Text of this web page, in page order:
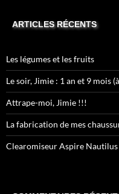
ARTICLES RÉCENTS
Les légumes et les fruits
Le soir, Jimie : 1 an et 9 mois
Attrape-moi, Jimie !!!
La fabrication de mes
Clearomiseur Aspire Nautilus